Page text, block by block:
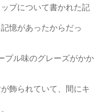
プについて書かれた記
憶があったからだっ
プル味のグレーズがかか
飾られていて、
間にキ